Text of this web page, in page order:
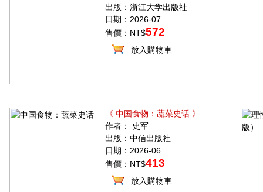
出版：浙江大学出版社
日期：2026-07
售價：NT$572
放入購物車
《 中国食物：蔬菜史话 》
作者： 史军
出版：中信出版社
日期：2026-06
售價：NT$413
放入購物車